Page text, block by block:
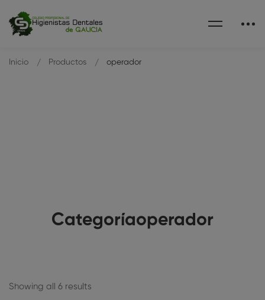
Categoríaoperador
Inicio Productos operador
Showing all 6 results